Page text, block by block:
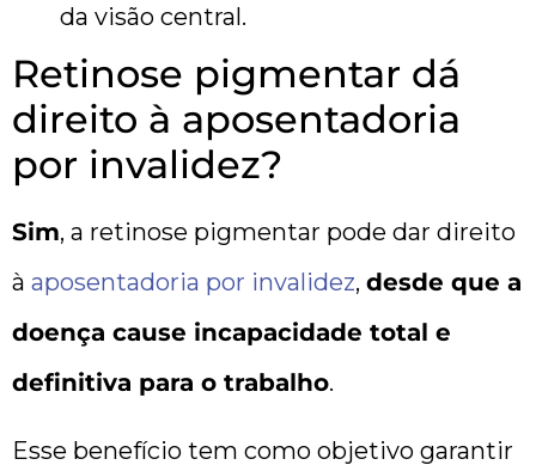
da visão central.
Retinose pigmentar dá
direito à aposentadoria
por invalidez?
Sim, a retinose pigmentar pode dar direito
à aposentadoria por invalidez, desde que a
doença cause incapacidade total e
definitiva para o trabalho.
Esse benefício tem como objetivo garantir